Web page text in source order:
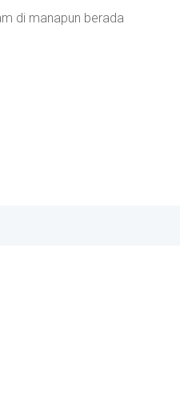
di manapun berada